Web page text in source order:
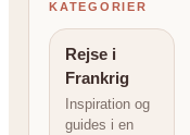
KATEGORIER
Rejse i
Frankrig
Inspiration og
guides i en